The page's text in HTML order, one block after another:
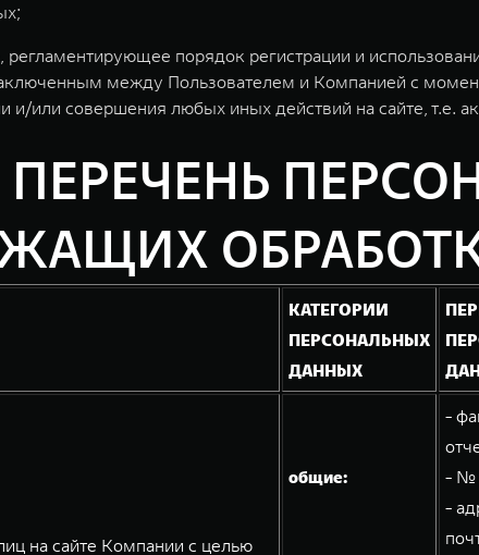
порядок регистрации и
между Пользователем и Компанией с
или совершения любых иных действий на сайте, т.е.
КАТЕГОРИИ
ПЕРСОНАЛЬНЫХ
ДАННЫХ
на сайте Компании с целью
общие:
-
- №
-